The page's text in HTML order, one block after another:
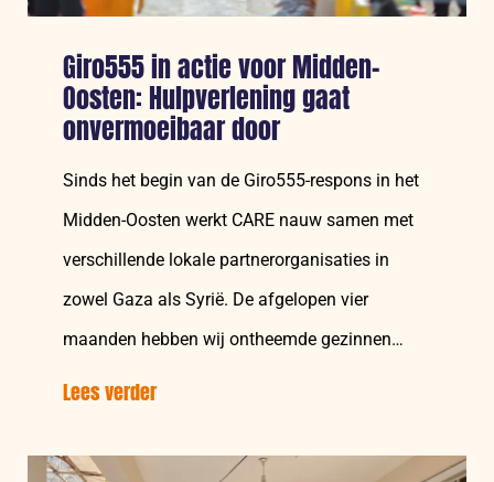
Giro555 in actie voor Midden-
Oosten: Hulpverlening gaat
onvermoeibaar door
Sinds het begin van de Giro555-respons in het
Midden-Oosten werkt CARE nauw samen met
verschillende lokale partnerorganisaties in
zowel Gaza als Syrië. De afgelopen vier
maanden hebben wij ontheemde gezinnen…
Lees verder
in